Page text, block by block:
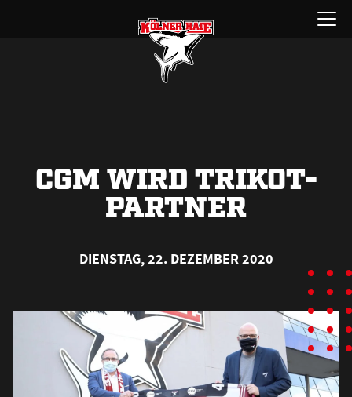
Menü
öffnen
CGM WIRD TRIKOT-
PARTNER
DIENSTAG, 22. DEZEMBER 2020